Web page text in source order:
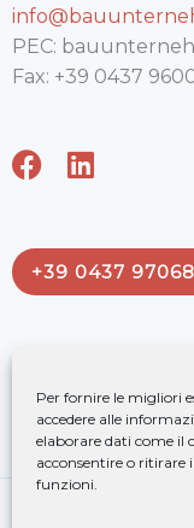
Per fornire le migliori
accedere alle
elaborare dati come il
acconsentire o ritirare
funzioni.
PEC:
Fax: +39 0437
F
e
b
L
k
e
+39 0437